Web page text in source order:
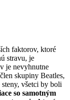
faktorov, ktoré
stravu, je
je nevyhnutne
skupiny Beatles,
všetci by boli
so samotným